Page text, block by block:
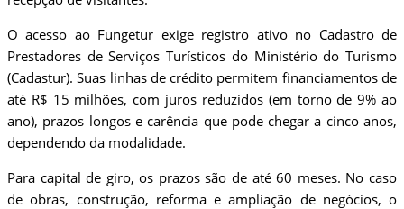
O acesso ao Fungetur exige registro ativo no Cadastro de
Prestadores de Serviços Turísticos do Ministério do Turismo
(Cadastur). Suas linhas de crédito permitem financiamentos de
até R$ 15 milhões, com juros reduzidos (em torno de 9% ao
ano), prazos longos e carência que pode chegar a cinco anos,
dependendo da modalidade.
Para capital de giro, os prazos são de até 60 meses. No caso
de obras, construção, reforma e ampliação de negócios, o